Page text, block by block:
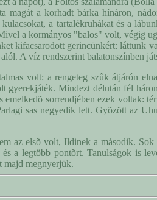
magát a korhadt bárka hínáron,
a tartalékruhákat és a
a kormányos "balos" volt, végig
kifacsarodott gerincünkért: láttunk
A víz rendszerint balatonszínben
volt: a rengeteg szûk átjárón
gyerekjáték. Mindezt délután fél
emelkedõ sorrendjében ezek voltak:
sas negyedik lett. Gyõzött az
az elsõ volt, Ildinek a második.
és a legtöbb pontõrt. Tanulságok is
majd megnyerjük.